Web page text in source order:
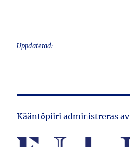
Uppdaterad: -
Kääntöpiiri administreras av